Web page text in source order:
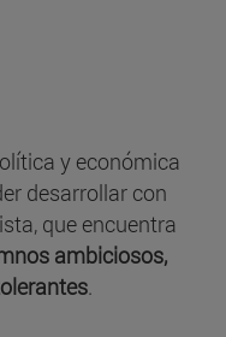
y económica
desarrollar con
que encuentra
ambiciosos,
.